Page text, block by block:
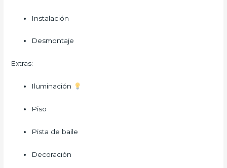
Instalación
Desmontaje
Extras:
Iluminación
Piso
Pista de baile
Decoración